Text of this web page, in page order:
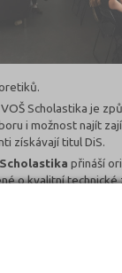
Scholastika je
i možnost najít
získávají titul DiS.
přináší
o kvalitní technické
s letitými